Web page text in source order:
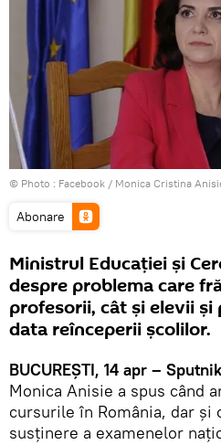
© Photo : Facebook / Monica Cristina
Abonare
Ministrul Educației și
despre problema care
profesorii, cât și elevii
data reînceperii școlilor.
BUCUREȘTI, 14 apr –
Monica Anisie a spus când
cursurile în România, dar și
susținere a examenelor